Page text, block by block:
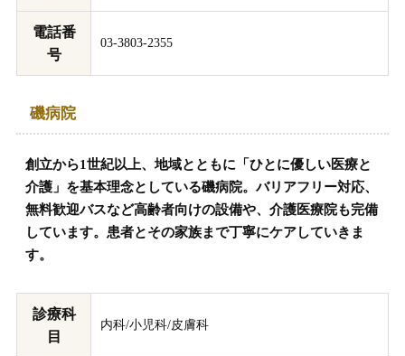
電話番
号
03-3803-2355
磯病院
創立から1世紀以上、地域とともに「ひとに優しい医療と
介護」を基本理念としている磯病院。バリアフリー対応、
無料歓迎バスなど高齢者向けの設備や、介護医療院も完備
しています。患者とその家族まで丁寧にケアしていきま
す。
診療科
目
内科/小児科/皮膚科